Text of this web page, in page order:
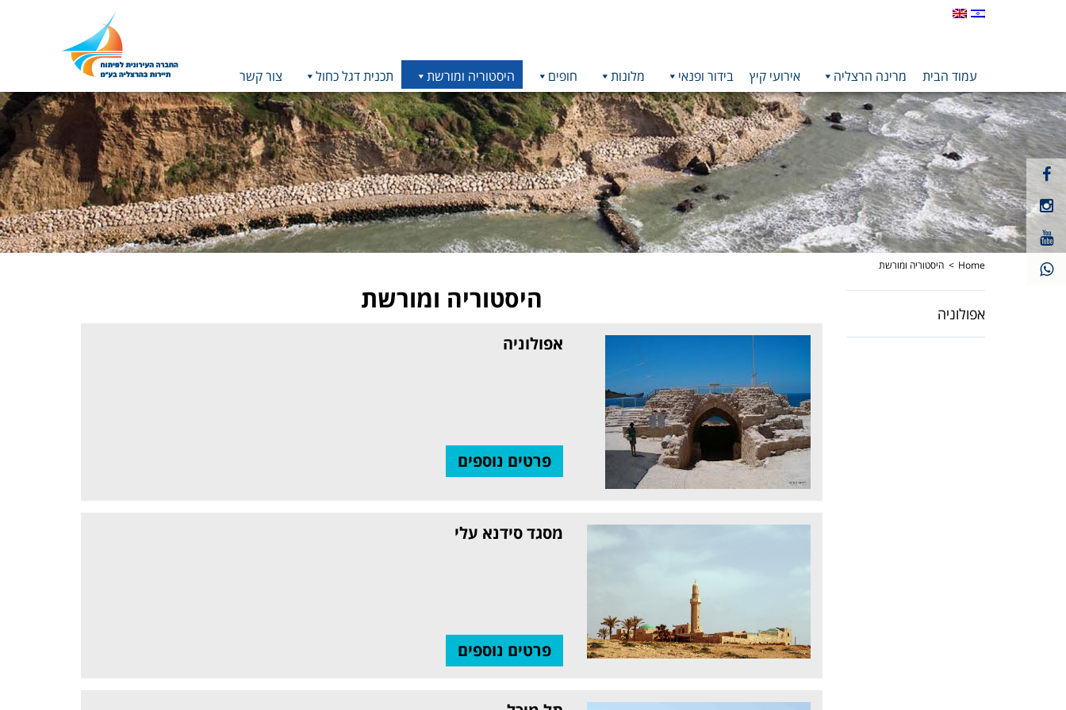
תמונה
כקישור
לעמוד
הבית
עמוד הבית מרינה הרצליה אירועי קיץ בידור ופנאי מלונות חופים היסטוריה ומורשת תכנית דגל כחול צור קשר
קישור
חיצוני
לעמוד
פייסבוק
קישור
חיצוני
לעמוד
אינסטגרם
קישור
חיצוני
לעמוד Home היסטוריה ומורשת
היסטוריה ומורשת
אפולוניה
פרטים נוספים
מסגד סידנא עלי
פרטים נוספים
אפולוניה